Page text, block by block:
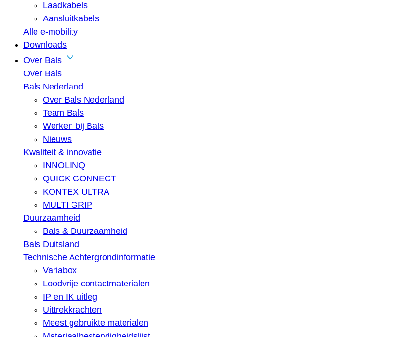
Laadkabels
Aansluitkabels
Alle e-mobility
Downloads
Over Bals
Over Bals
Bals Nederland
Over Bals Nederland
Team Bals
Werken bij Bals
Nieuws
Kwaliteit & innovatie
INNOLINQ
QUICK CONNECT
KONTEX ULTRA
MULTI GRIP
Duurzaamheid
Bals & Duurzaamheid
Bals Duitsland
Technische Achtergrondinformatie
Variabox
Loodvrije contactmaterialen
IP en IK uitleg
Uittrekkrachten
Meest gebruikte materialen